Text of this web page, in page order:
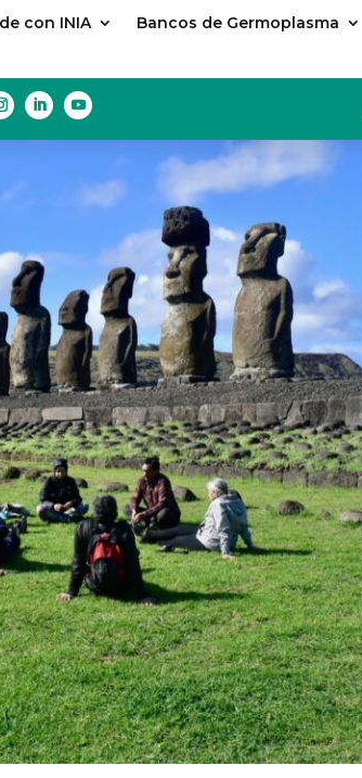
con INIA Bancos de Germoplasma